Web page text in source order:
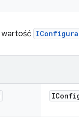
wartość